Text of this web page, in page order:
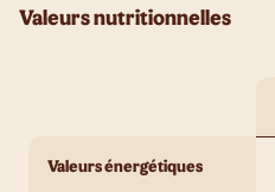
Valeurs nutritionnelles
Valeurs énergétiques